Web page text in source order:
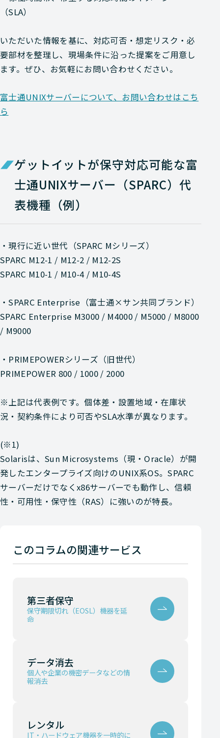
（SLA）
いただいた情報を基に、対応可否・想定リスク・必
要部材を整理し、現場条件に沿った提案をご用意し
ます。ぜひ、お気軽にお問い合わせください。
富士通UNIXサーバーについて、お問い合わせはこち
ら
ゲットイットが保守対応可能な富
士通UNIXサーバー（SPARC）代
表機種（例）
・現行に近い世代（SPARC Mシリーズ）
SPARC M12-1 / M12-2 / M12-2S
SPARC M10-1 / M10-4 / M10-4S
・SPARC Enterprise（富士通×サン共同ブランド）
SPARC Enterprise M3000 / M4000 / M5000 / M8000
/ M9000
・PRIMEPOWERシリーズ（旧世代）
PRIMEPOWER 800 / 1000 / 2000
※上記は代表例です。個体差・設置地域・在庫状
況・契約条件により可否やSLA水準が異なります。
(※1)
Solarisは、Sun Microsystems（現・Oracle）が開
発したエンタープライズ向けのUNIX系OS。SPARC
サーバーだけでなくx86サーバーでも動作し、信頼
性・可用性・保守性（RAS）に強いのが特長。
このコラムの関連サービス
第三者保守
保守期限切れ（EOSL）機器を延
命
データ消去
個人や企業の機密データなどの情
報消去
レンタル
IT・ハードウェア機器を一時的に